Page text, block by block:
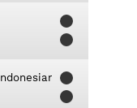
Version)